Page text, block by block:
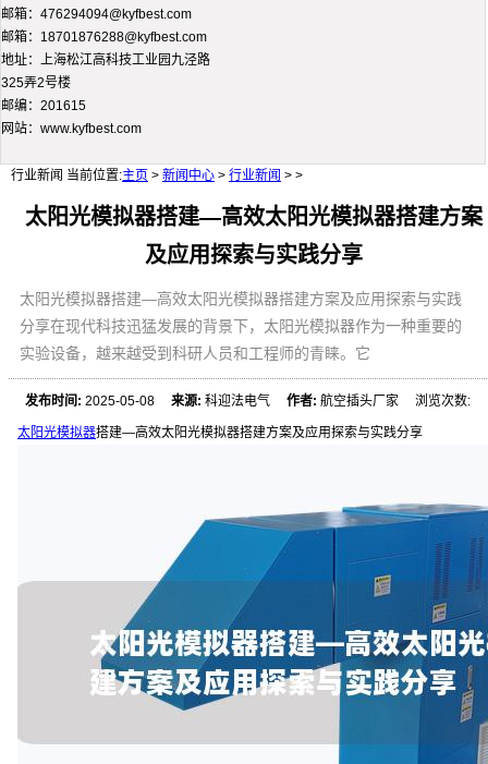
邮箱：476294094@kyfbest.com
邮箱：18701876288@kyfbest.com
地址：上海松江高科技工业园九泾路
325弄2号楼
邮编：201615
网站：www.kyfbest.com
行业新闻 当前位置:主页 > 新闻中心 > 行业新闻 > >
太阳光模拟器搭建—高效太阳光模拟器搭建方案
及应用探索与实践分享
太阳光模拟器搭建—高效太阳光模拟器搭建方案及应用探索与实践
分享在现代科技迅猛发展的背景下，太阳光模拟器作为一种重要的
实验设备，越来越受到科研人员和工程师的青睐。它
发布时间: 2025-05-08来源: 科迎法电气作者: 航空插头厂家 浏览次数:
太阳光模拟器搭建—高效太阳光模拟器搭建方案及应用探索与实践分享